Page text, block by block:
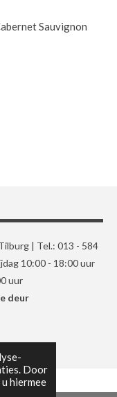
Door
hiermee
Sauvignon
| Tel.: 013 - 584
10:00 - 18:00 uur
uur
deur